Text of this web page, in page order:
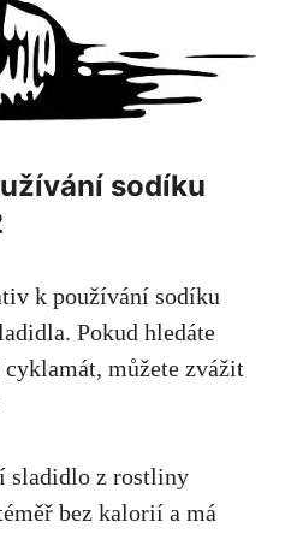
sodíku
k používání sodíku
Pokud hledáte
můžete zvážit
sladidlo z rostliny
bez kalorií a má